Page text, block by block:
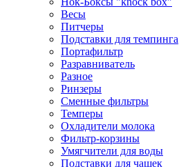
Весы
Питчеры
Подставки для темпинга
Портафильтр
Разравниватель
Разное
Ринзеры
Сменные фильтры
Темперы
Охладители молока
Фильтр-корзины
Умягчители для воды
Подставки для чашек